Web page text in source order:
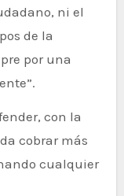
ni el
de la
por una
con la
cobrar más
cualquier